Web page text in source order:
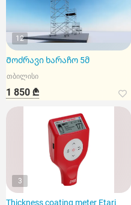
12
Მოძრავი ხარაჩო 5მ
თბილისი
1 850 ₾
3
Thickness coating meter Etari